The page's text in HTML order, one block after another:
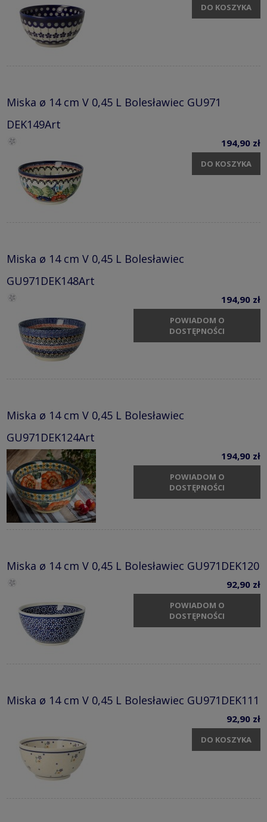
DO KOSZYKA
Miska ø 14 cm V 0,45 L Bolesławiec GU971
DEK149Art
194,90 zł
DO KOSZYKA
Miska ø 14 cm V 0,45 L Bolesławiec
GU971DEK148Art
194,90 zł
POWIADOM O
DOSTĘPNOŚCI
Miska ø 14 cm V 0,45 L Bolesławiec
GU971DEK124Art
194,90 zł
POWIADOM O
DOSTĘPNOŚCI
Miska ø 14 cm V 0,45 L Bolesławiec GU971DEK120
92,90 zł
POWIADOM O
DOSTĘPNOŚCI
Miska ø 14 cm V 0,45 L Bolesławiec GU971DEK111
92,90 zł
DO KOSZYKA